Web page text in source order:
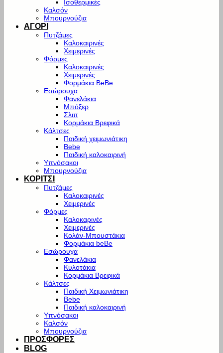
Ισοθερμικές
Καλσόν
Μπουρνούζια
ΑΓΟΡΙ
Πυτζάμες
Καλοκαιρινές
Χειμερινές
Φόρμες
Καλοκαιρινές
Χειμερινές
Φορμάκια BeBe
Εσώρουχα
Φανελάκια
Μπόξερ
Σλιπ
Κορμάκια Βρεφικά
Κάλτσες
Παιδική χειμωνιάτικη
Bebe
Παιδική καλοκαιρινή
Υπνόσακοι
Μπουρνούζια
ΚΟΡΙΤΣΙ
Πυτζάμες
Καλοκαιρινές
Χειμερινές
Φόρμες
Καλοκαρινές
Χειμερινές
Κολάν-Μπουστάκια
Φορμάκια beBe
Εσώρουχα
Φανελάκια
Κυλοτάκια
Κορμάκια Βρεφικά
Κάλτσες
Παιδική Χειμωνιάτικη
Bebe
Παιδική καλοκαιρινή
Υπνόσακοι
Καλσόν
Μπουρνούζια
ΠΡΟΣΦΟΡΕΣ
BLOG